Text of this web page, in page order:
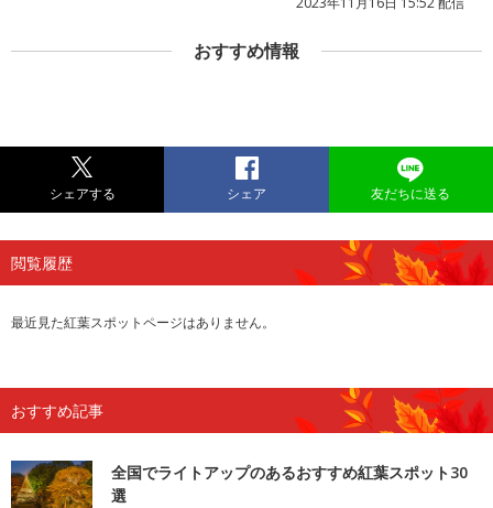
おすすめ情報
シェアする シェア 友だちに送る
閲覧履歴
最近見た紅葉スポットページはありません。
おすすめ記事
全国でライトアップのあるおすすめ紅葉スポット30
選